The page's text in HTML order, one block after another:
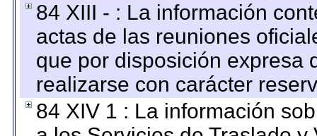
84 XIII - : La información
actas de las reuniones
que por disposición expresa
realizarse con carácter
84 XIV 1 : La información